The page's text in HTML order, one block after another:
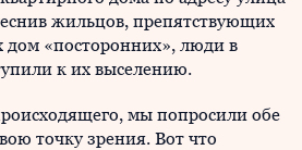
жильцов, препятствующих
«посторонних», люди в
к их выселению.
мы попросили обе
точку зрения. Вот что